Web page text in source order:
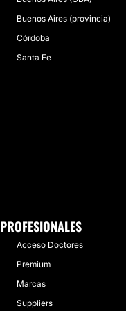
Buenos Aires (provincia)
Córdoba
Santa Fe
PROFESIONALES
Acceso Doctores
Premium
Marcas
Suppliers